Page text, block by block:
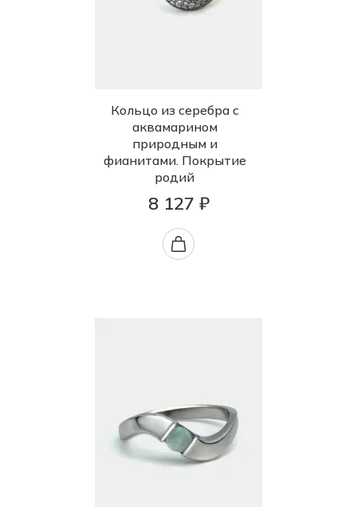
Кольцо из серебра с
аквамарином
природным и
фианитами. Покрытие
родий
8 127 ₽